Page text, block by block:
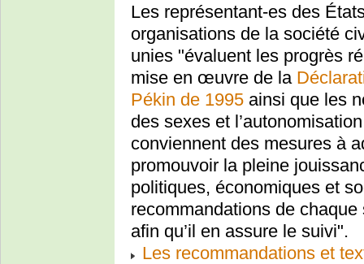
Les représentant-es des
organisations de la société
unies "évaluent les progrès
mise en œuvre de la
Pékin de 1995 ainsi que les
des sexes et
conviennent des mesures à
promouvoir la pleine
politiques, économiques et
recommandations de
afin qu’il en assure le suivi".
Les recommandations et